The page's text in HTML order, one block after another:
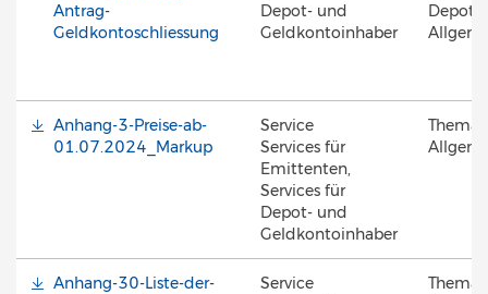
Antrag-
Geldkontoschliessung
Depot- und
Geldkontoinhaber
Anhang-3-Preise-ab-
01.07.2024_Markup
Service
Services für
Emittenten,
Services für
Depot- und
Geldkontoinhaber
Thema
Anhang-30-Liste-der-
Service
Thema